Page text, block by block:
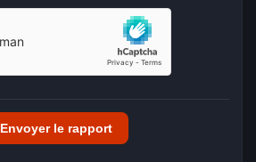
Envoyer le rapport